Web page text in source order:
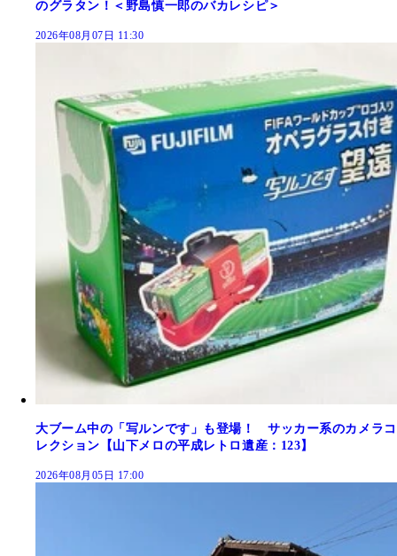
のグラタン！＜野島慎一郎のバカレシピ＞
2026年08月07日 11:30
大ブーム中の「写ルンです」も登場！ サッカー系のカメラコ
レクション【山下メロの平成レトロ遺産：123】
2026年08月05日 17:00